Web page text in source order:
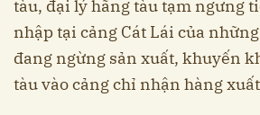
tàu, đại lý hãng tàu tạm ngưng
nhập tại cảng Cát Lái của
đang ngừng sản xuất, khuyến
tàu vào cảng chỉ nhận hàng